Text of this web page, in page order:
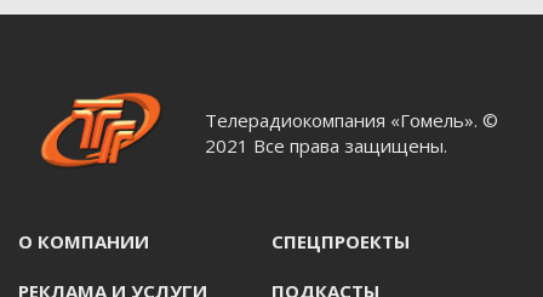
Телерадиокомпания «Гомель». ©
2021 Все права защищены.
О КОМПАНИИ СПЕЦПРОЕКТЫ
РЕКЛАМА И УСЛУГИ ПОДКАСТЫ